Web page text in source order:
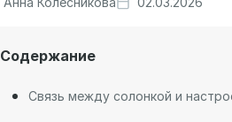
Содержание
Связь между солонкой и